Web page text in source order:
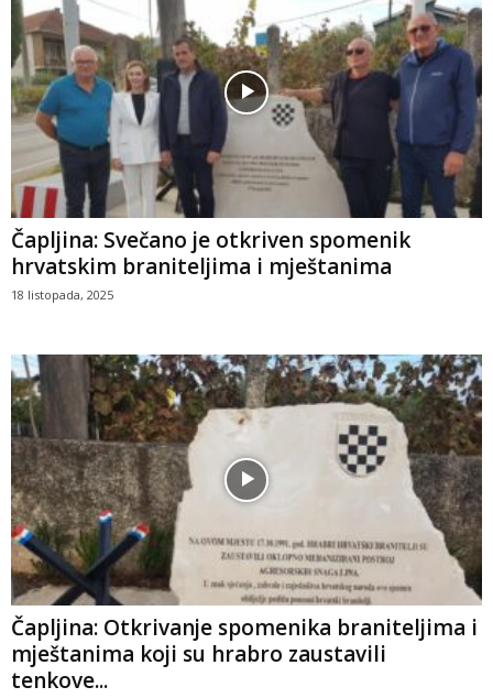
Čapljina: Svečano je otkriven spomenik
hrvatskim braniteljima i mještanima
18 listopada, 2025
Čapljina: Otkrivanje spomenika braniteljima i
mještanima koji su hrabro zaustavili
tenkove...